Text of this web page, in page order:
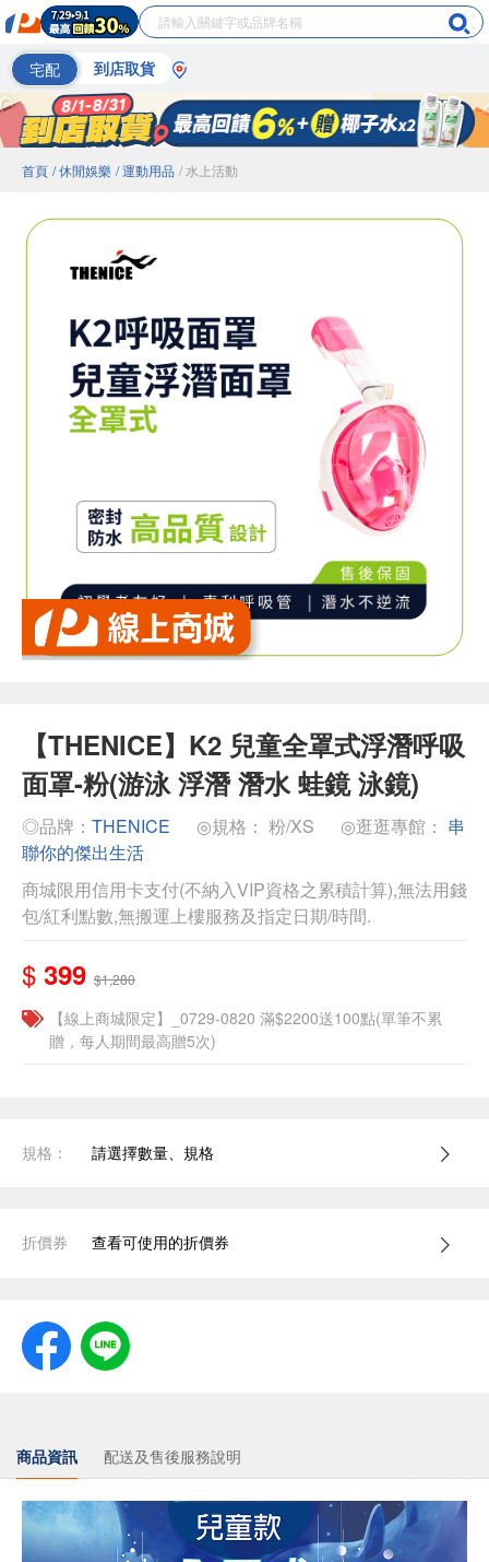
宅配 到店取貨
首頁 / 休閒娛樂 / 運動用品 / 水上活動
【THENICE】K2 兒童全罩式浮潛呼吸
面罩-粉(游泳 浮潛 潛水 蛙鏡 泳鏡)
◎品牌： THENICE ◎規格： 粉/XS ◎逛逛專館： 串
聯你的傑出生活
商城限用信用卡支付(不納入VIP資格之累積計算),無法用錢
包/紅利點數,無搬運上樓服務及指定日期/時間.
$ 399 $1,280
【線上商城限定】_0729-0820 滿$2200送100點(單筆不累
贈，每人期間最高贈5次)
規格： 請選擇數量、規格
折價券 查看可使用的折價券
商品資訊 配送及售後服務說明